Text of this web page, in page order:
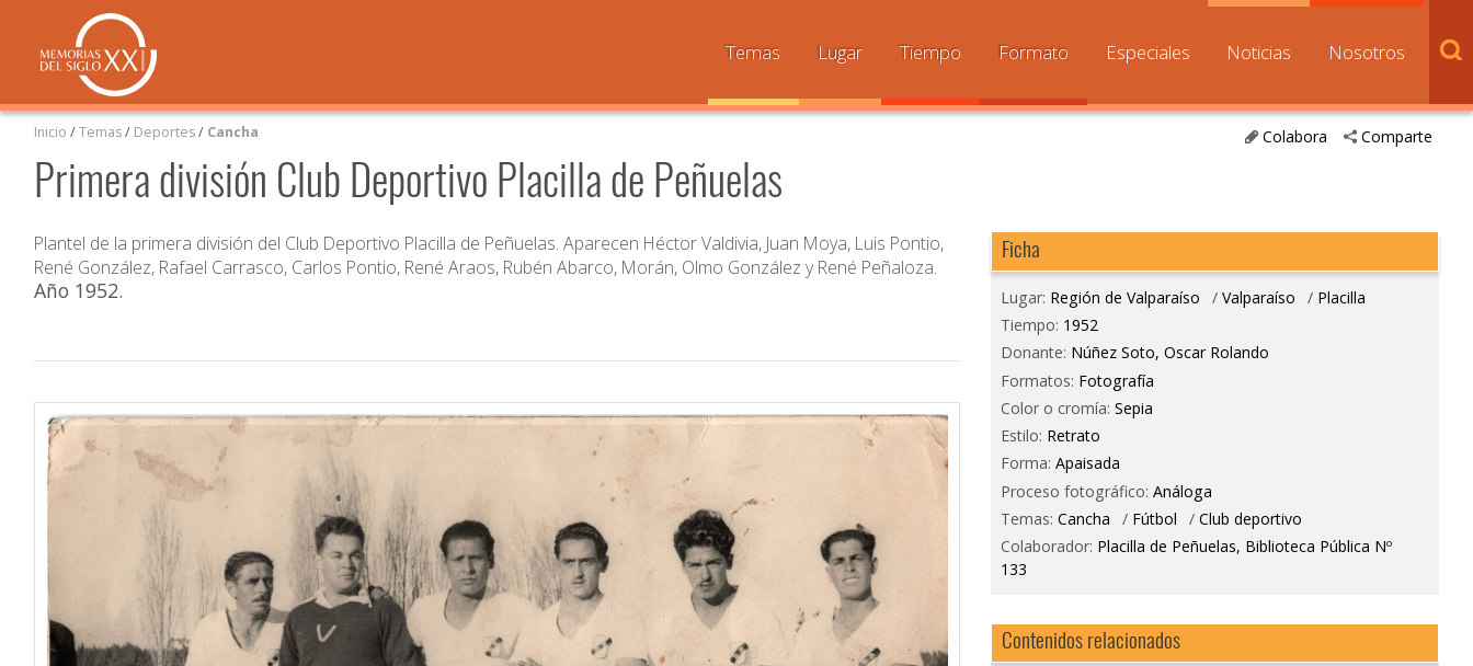
Temas Lugar Tiempo Formato Especiales Noticias Nosotros
Comparte
Colabora
Inicio /Temas/ Deportes/ Cancha
Primera división Club Deportivo Placilla de Peñuelas
Plantel de la primera división del Club Deportivo Placilla de Peñuelas. Aparecen Héctor Valdivia, Juan Moya, Luis Pontio,
René González, Rafael Carrasco, Carlos Pontio, René Araos, Rubén Abarco, Morán, Olmo González y René Peñaloza.
Año 1952.
Ficha
Lugar: Región de Valparaíso / Valparaíso / Placilla
Tiempo: 1952
Donante: Núñez Soto, Oscar Rolando
Formatos: Fotografía
Color o cromía: Sepia
Estilo: Retrato
Forma: Apaisada
Proceso fotográfico: Análoga
Temas: Cancha / Fútbol / Club deportivo
Colaborador: Placilla de Peñuelas, Biblioteca Pública Nº
133
Contenidos relacionados